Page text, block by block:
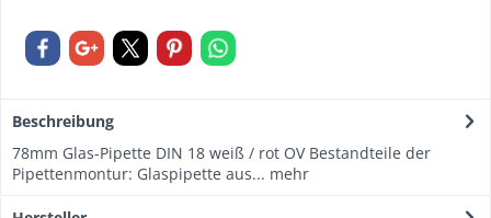
Beschreibung
78mm Glas-Pipette DIN 18 weiß / rot OV Bestandteile der
Pipettenmontur: Glaspipette aus... mehr